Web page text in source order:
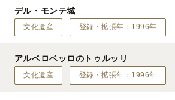
デル・モンテ城
文化遺産 登録・拡張年：1996年
アルベロベッロのトゥルッリ
文化遺産 登録・拡張年：1996年